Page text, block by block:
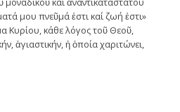
μου πνεῦμά ἐστι καί ζωή ἐστι»
Κυρίου, κάθε λόγος τοῦ Θεοῦ,
ἁγιαστικήν, ἡ ὁποία χαριτώνει,